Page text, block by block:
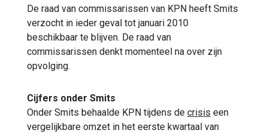
De raad van commissarissen van KPN heeft Smits
verzocht in ieder geval tot januari 2010
beschikbaar te blijven. De raad van
commissarissen denkt momenteel na over zijn
opvolging.
Cijfers onder Smits
Onder Smits behaalde KPN tijdens de crisis een
vergelijkbare omzet in het eerste kwartaal van